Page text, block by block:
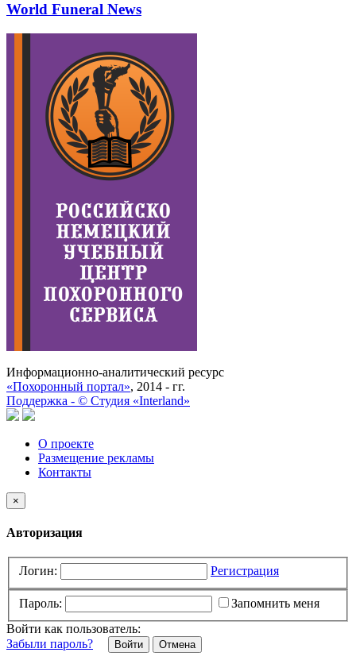
World Funeral News
Информационно-аналитический ресурс
«Похоронный портал», 2014 - гг.
Поддержка - © Cтудия «Interland»
О проекте
Размещение рекламы
Контакты
×
Авторизация
Логин: Регистрация
Пароль:
Запомнить меня
Войти как пользователь:
Забыли пароль?
Отмена